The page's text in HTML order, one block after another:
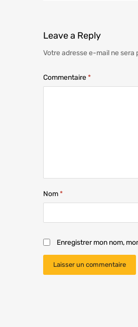
Leavea Reply
Votre adresse e-mail ne sera
Commentaire*
Nom*
Enregistrer mon nom,